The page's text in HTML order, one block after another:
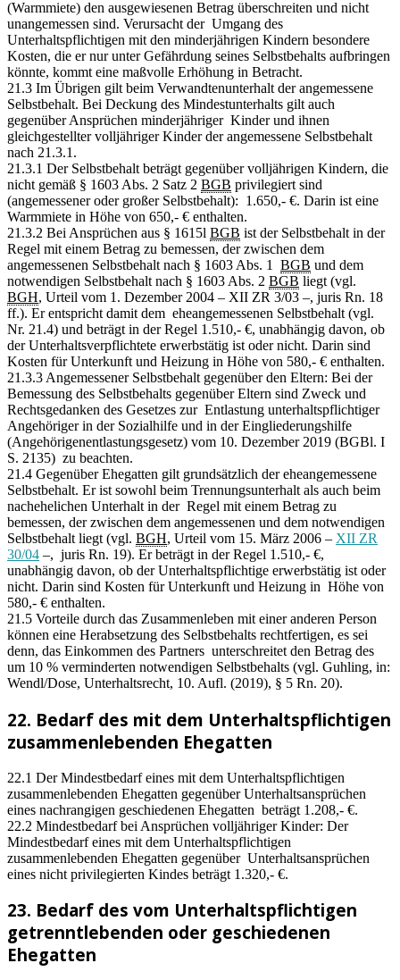
(Warmmiete) den ausgewiesenen Betrag überschreiten und nicht
unangemessen sind. Verursacht der Umgang des
Unterhaltspflichtigen mit den minderjährigen Kindern besondere
Kosten, die er nur unter Gefährdung seines Selbstbehalts aufbringen
könnte, kommt eine maßvolle Erhöhung in Betracht.
21.3 Im Übrigen gilt beim Verwandtenunterhalt der angemessene
Selbstbehalt. Bei Deckung des Mindestunterhalts gilt auch
gegenüber Ansprüchen minderjähriger Kinder und ihnen
gleichgestellter volljähriger Kinder der angemessene Selbstbehalt
nach 21.3.1.
21.3.1 Der Selbstbehalt beträgt gegenüber volljährigen Kindern, die
nicht gemäß § 1603 Abs. 2 Satz 2 BGB privilegiert sind
(angemessener oder großer Selbstbehalt): 1.650,- €. Darin ist eine
Warmmiete in Höhe von 650,- € enthalten.
21.3.2 Bei Ansprüchen aus § 1615l BGB ist der Selbstbehalt in der
Regel mit einem Betrag zu bemessen, der zwischen dem
angemessenen Selbstbehalt nach § 1603 Abs. 1 BGB und dem
notwendigen Selbstbehalt nach § 1603 Abs. 2 BGB liegt (vgl.
BGH, Urteil vom 1. Dezember 2004 – XII ZR 3/03 –, juris Rn. 18
ff.). Er entspricht damit dem eheangemessenen Selbstbehalt (vgl.
Nr. 21.4) und beträgt in der Regel 1.510,- €, unabhängig davon, ob
der Unterhaltsverpflichtete erwerbstätig ist oder nicht. Darin sind
Kosten für Unterkunft und Heizung in Höhe von 580,- € enthalten.
21.3.3 Angemessener Selbstbehalt gegenüber den Eltern: Bei der
Bemessung des Selbstbehalts gegenüber Eltern sind Zweck und
Rechtsgedanken des Gesetzes zur Entlastung unterhaltspflichtiger
Angehöriger in der Sozialhilfe und in der Eingliederungshilfe
(Angehörigenentlastungsgesetz) vom 10. Dezember 2019 (BGBl. I
S. 2135) zu beachten.
21.4 Gegenüber Ehegatten gilt grundsätzlich der eheangemessene
Selbstbehalt. Er ist sowohl beim Trennungsunterhalt als auch beim
nachehelichen Unterhalt in der Regel mit einem Betrag zu
bemessen, der zwischen dem angemessenen und dem notwendigen
Selbstbehalt liegt (vgl. BGH, Urteil vom 15. März 2006 – XII ZR
30/04 –, juris Rn. 19). Er beträgt in der Regel 1.510,- €,
unabhängig davon, ob der Unterhaltspflichtige erwerbstätig ist oder
nicht. Darin sind Kosten für Unterkunft und Heizung in Höhe von
580,- € enthalten.
21.5 Vorteile durch das Zusammenleben mit einer anderen Person
können eine Herabsetzung des Selbstbehalts rechtfertigen, es sei
denn, das Einkommen des Partners unterschreitet den Betrag des
um 10 % verminderten notwendigen Selbstbehalts (vgl. Guhling, in:
Wendl/Dose, Unterhaltsrecht, 10. Aufl. (2019), § 5 Rn. 20).
22. Bedarf des mit dem Unterhaltspflichtigen
zusammenlebenden Ehegatten
22.1 Der Mindestbedarf eines mit dem Unterhaltspflichtigen
zusammenlebenden Ehegatten gegenüber Unterhaltsansprüchen
eines nachrangigen geschiedenen Ehegatten beträgt 1.208,- €.
22.2 Mindestbedarf bei Ansprüchen volljähriger Kinder: Der
Mindestbedarf eines mit dem Unterhaltspflichtigen
zusammenlebenden Ehegatten gegenüber Unterhaltsansprüchen
eines nicht privilegierten Kindes beträgt 1.320,- €.
23. Bedarf des vom Unterhaltspflichtigen
getrenntlebenden oder geschiedenen
Ehegatten